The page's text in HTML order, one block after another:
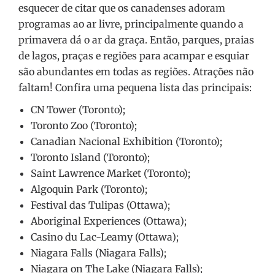
esquecer de citar que os canadenses adoram
programas ao ar livre, principalmente quando a
primavera dá o ar da graça. Então, parques, praias
de lagos, praças e regiões para acampar e esquiar
são abundantes em todas as regiões. Atrações não
faltam! Confira uma pequena lista das principais:
CN Tower (Toronto);
Toronto Zoo (Toronto);
Canadian Nacional Exhibition (Toronto);
Toronto Island (Toronto);
Saint Lawrence Market (Toronto);
Algoquin Park (Toronto);
Festival das Tulipas (Ottawa);
Aboriginal Experiences (Ottawa);
Casino du Lac-Leamy (Ottawa);
Niagara Falls (Niagara Falls);
Niagara on The Lake (Niagara Falls);